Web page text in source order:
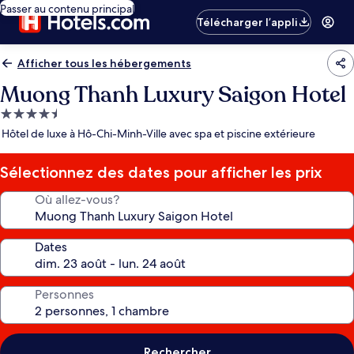
Passer au contenu principal
Télécharger l’appli
Afficher tous les hébergements
Muong Thanh Luxury Saigon Hotel
Hébergement
4.5 étoiles
Hôtel de luxe à Hô-Chi-Minh-Ville avec spa et piscine extérieure
Sélectionnez des dates pour afficher les prix
Où allez-vous?
Dates
Personnes